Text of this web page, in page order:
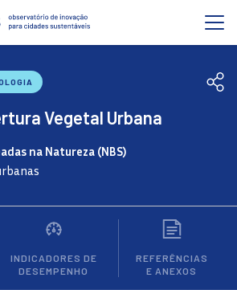
Vegetal Urbana
na Natureza (NBS)
INDICADORES DE
DESEMPENHO
REFERÊNCIAS
E ANEXOS